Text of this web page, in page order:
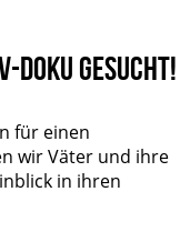
DOKU GESUCHT!
für einen
wir Väter und ihre
in ihren